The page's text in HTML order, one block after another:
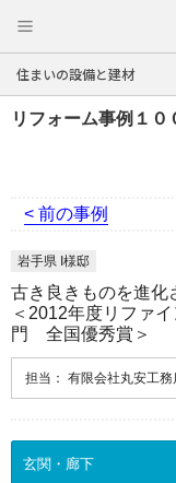
住まいの設備と建材
リフォーム事例１０
< 前の事例
岩手県 I様邸
古き良きものを進化
＜2012年度リファ
門 全国優秀賞＞
担当： 有限会社丸安工